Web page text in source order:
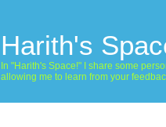
Harith's
In "Harith's Space!" I share some
allowing me to learn from your